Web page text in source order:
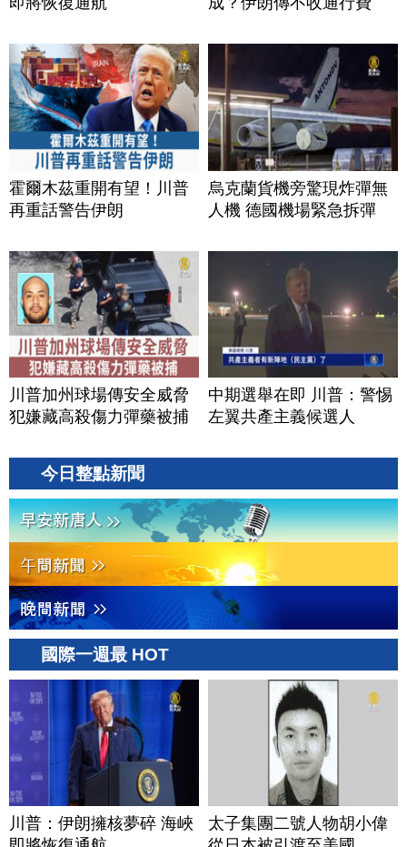
霍爾木茲重開有望！川普
再重話警告伊朗
烏克蘭貨機旁驚現炸彈無
人機 德國機場緊急拆彈
川普加州球場傳安全威脅
犯嫌藏高殺傷力彈藥被捕
中期選舉在即 川普：警惕
左翼共產主義候選人
今日整點新聞
國際一週最 HOT
川普：伊朗擁核夢碎 海峽
太子集團二號人物胡小偉